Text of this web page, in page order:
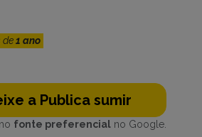
de1 ano
a Publica sumir
fonte preferencialno Google.